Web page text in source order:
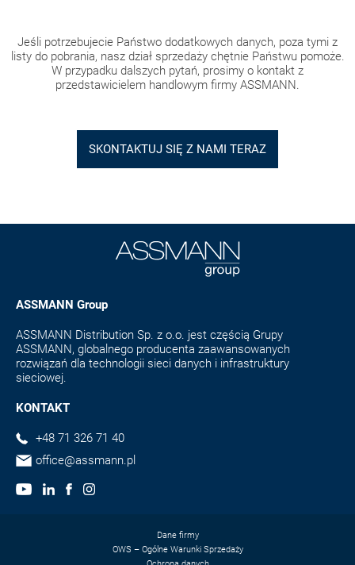
Jeśli potrzebujecie Państwo dodatkowych danych, poza tymi z
listy do pobrania, nasz dział sprzedaży chętnie Państwu pomoże.
W przypadku dalszych pytań, prosimy o kontakt z
przedstawicielem handlowym firmy ASSMANN.
SKONTAKTUJ SIĘ Z NAMI TERAZ
ASSMANN Group
ASSMANN Distribution Sp. z o.o. jest częścią Grupy
ASSMANN, globalnego producenta zaawansowanych
rozwiązań dla technologii sieci danych i infrastruktury
sieciowej.
KONTAKT
+48 71 326 71 40
office@assmann.pl
Dane firmy
OWS – Ogólne Warunki Sprzedaży